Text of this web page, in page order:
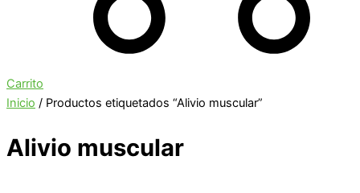
Carrito
Inicio / Productos etiquetados “Alivio muscular”
Alivio muscular